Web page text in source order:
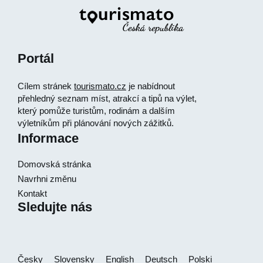
Portál
Cílem stránek tourismato.cz je nabídnout
přehledný seznam míst, atrakcí a tipů na výlet,
který pomůže turistům, rodinám a dalším
výletníkům při plánování nových zážitků.
Informace
Domovská stránka
Navrhni změnu
Kontakt
Sledujte nás
Česky Slovensky English Deutsch Polski